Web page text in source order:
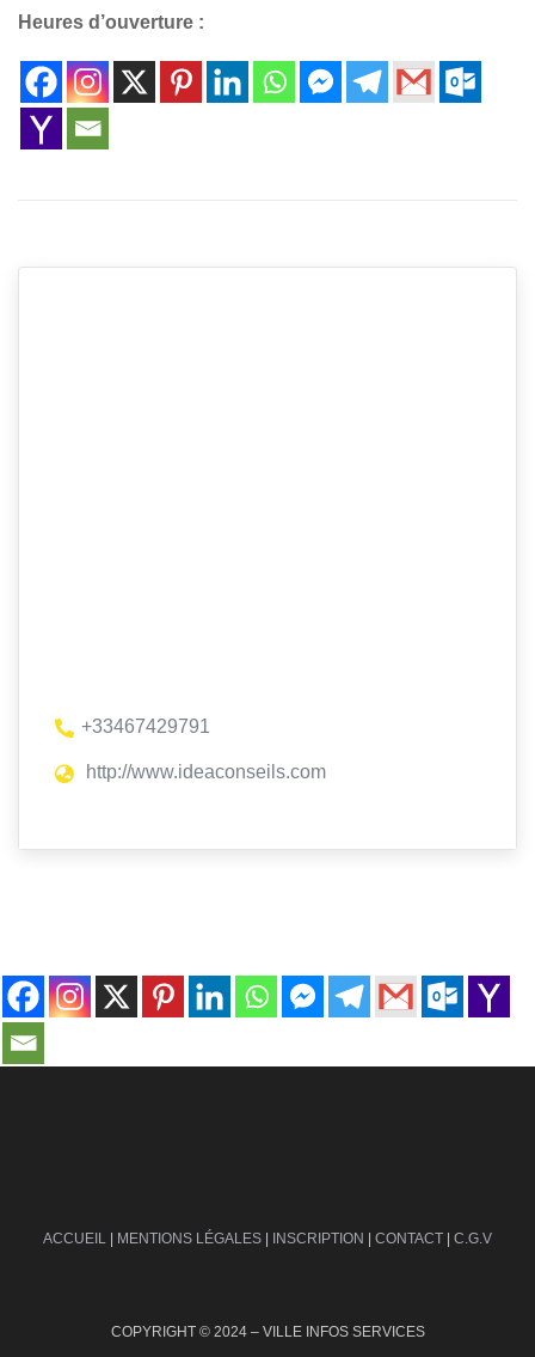
Heures d’ouverture :
+33467429791
http://www.ideaconseils.com
ACCUEIL | MENTIONS LÉGALES | INSCRIPTION | CONTACT | C.G.V
COPYRIGHT © 2024 – VILLE INFOS SERVICES